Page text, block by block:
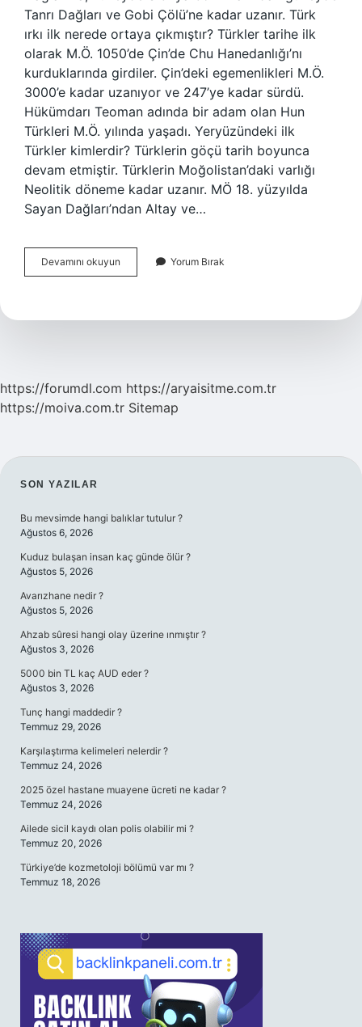
Tanrı Dağları ve Gobi Çölü’ne kadar uzanır. Türk
ırkı ilk nerede ortaya çıkmıştır? Türkler tarihe ilk
olarak M.Ö. 1050’de Çin’de Chu Hanedanlığı’nı
kurduklarında girdiler. Çin’deki egemenlikleri M.Ö.
3000’e kadar uzanıyor ve 247’ye kadar sürdü.
Hükümdarı Teoman adında bir adam olan Hun
Türkleri M.Ö. yılında yaşadı. Yeryüzündeki ilk
Türkler kimlerdir? Türklerin göçü tarih boyunca
devam etmiştir. Türklerin Moğolistan’daki varlığı
Neolitik döneme kadar uzanır. MÖ 18. yüzyılda
Sayan Dağları’ndan Altay ve…
Devamını okuyun
Türk
Yorum Bırak
https://forumdl.com https://aryaisitme.com.tr
https://moiva.com.tr Sitemap
SIDEBAR
SON YAZILAR
Bu mevsimde hangi balıklar tutulur ?
Ağustos 6, 2026
Kuduz bulaşan insan kaç günde ölür ?
Ağustos 5, 2026
Avarızhane nedir ?
Ağustos 5, 2026
Ahzab sûresi hangi olay üzerine ınmıştır ?
Ağustos 3, 2026
5000 bin TL kaç AUD eder ?
Ağustos 3, 2026
Tunç hangi maddedir ?
Temmuz 29, 2026
Karşılaştırma kelimeleri nelerdir ?
Temmuz 24, 2026
2025 özel hastane muayene ücreti ne kadar ?
Temmuz 24, 2026
Ailede sicil kaydı olan polis olabilir mi ?
Temmuz 20, 2026
Türkiye’de kozmetoloji bölümü var mı ?
Temmuz 18, 2026